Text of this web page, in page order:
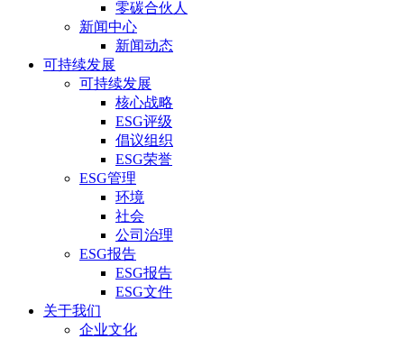
零碳合伙人
新闻中心
新闻动态
可持续发展
可持续发展
核心战略
ESG评级
倡议组织
ESG荣誉
ESG管理
环境
社会
公司治理
ESG报告
ESG报告
ESG文件
关于我们
企业文化